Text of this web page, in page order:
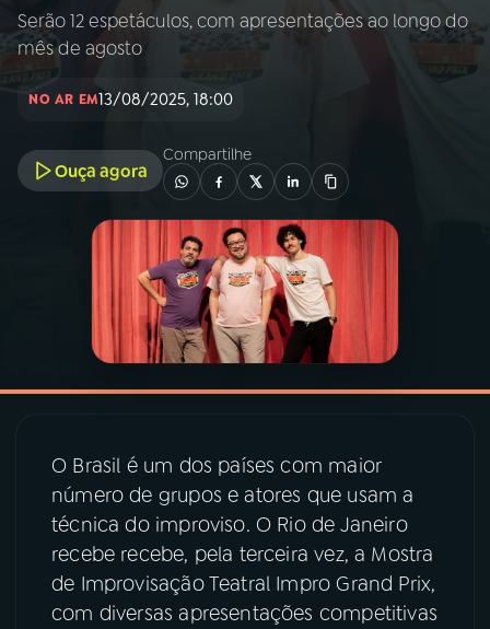
Início AO VIVO
INÍCIO
A RÁDIO
PROGRAMAÇÃO
PROGRAMAS
VIDEOCASTS
07ÚLTIMAS
08PRÊMIO RÁDIO MEC
Serão 12 espetáculos, com apresentações ao longo do
mês de agosto
NO AR EM13/08/2025, 18:00
Ouça agora
Compartilhe
O Brasil é um dos países com maior
número de grupos e atores que usam a
técnica do improviso. O Rio de Janeiro
recebe recebe, pela terceira vez, a Mostra
de Improvisação Teatral Impro Grand Prix,
com diversas apresentações competitivas